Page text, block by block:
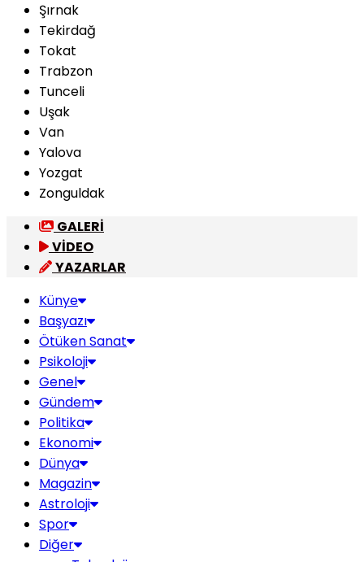
Şırnak
Tekirdağ
Tokat
Trabzon
Tunceli
Uşak
Van
Yalova
Yozgat
Zonguldak
GALERİ
VİDEO
YAZARLAR
Künye
Başyazı
Ötüken Sanat
Psikoloji
Genel
Gündem
Politika
Ekonomi
Dünya
Magazin
Astroloji
Spor
Diğer